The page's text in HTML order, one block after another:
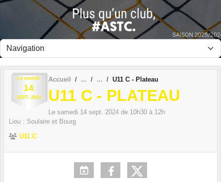
Le samedi
14
SEPT. 2024
Accueil U11 C - Plateau
U11 C - PLATEAU
Le samedi 14 sept. 2024 de 10h30 à 12h
Lieu : Soulaire et Bourg
U11 C
Panneau de gestion des cookies